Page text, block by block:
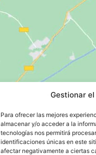
Gestionar
Para ofrecer las mejores
almacenar y/o acceder a la
tecnologías nos permitirá
identificaciones únicas en este
afectar negativamente a ciertas